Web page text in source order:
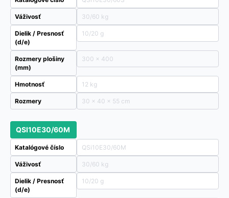
Váživosť 30/60 kg
Dielik / Presnosť
(d/e)
10/20 g
Rozmery plošiny
(mm)
300 x 400
Hmotnosť 12 kg
Rozmery 30 × 40 × 55 cm
QSI10E30/60M
Katalógové číslo QSi10E30/60M
Váživosť 30/60 kg
Dielik / Presnosť
(d/e)
10/20 g